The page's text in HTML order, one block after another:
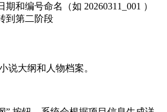
和编号命名（如 20260311_001 ）
到第二阶段
说大纲和人物档案。